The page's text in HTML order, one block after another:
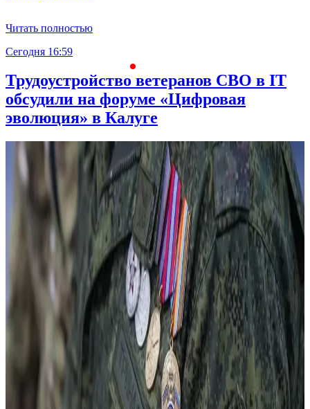
Читать полностью
Сегодня 16:59
Трудоустройство ветеранов СВО в IT
обсудили на форуме «Цифровая
эволюция» в Калуге